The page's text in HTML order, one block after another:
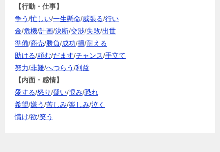
【行動・仕事】
争う/忙しい/一生懸命/威張る/行い
金/危機/計画/決断/交渉/失敗/出世
準備/商売/勝負/成功/損/耐える
助ける/頼む/だます/チャンス/手立て
努力/非難/へつらう/利益
【内面・感情】
愛する/怒り/疑い/恨み/恐れ
希望/嫌う/苦しみ/楽しみ/泣く
情け/欲/笑う